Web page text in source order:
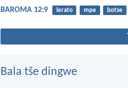
BAROMA 12:9 lerato mpe botse
Bala tše dingwe